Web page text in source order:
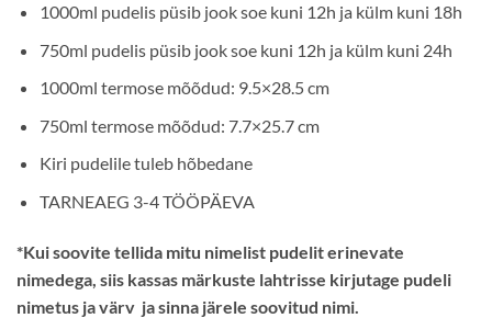
1000ml pudelis püsib jook soe kuni 12h ja külm kuni 18h
750ml pudelis püsib jook soe kuni 12h ja külm kuni 24h
1000ml termose mõõdud: 9.5×28.5 cm
750ml termose mõõdud: 7.7×25.7 cm
Kiri pudelile tuleb hõbedane
TARNEAEG 3-4 TÖÖPÄEVA
*Kui soovite tellida mitu nimelist pudelit erinevate
nimedega, siis kassas märkuste lahtrisse kirjutage pudeli
nimetus ja värv ja sinna järele soovitud nimi.